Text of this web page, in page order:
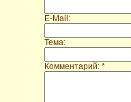
E-Mail:
Тема:
Комментарий: *